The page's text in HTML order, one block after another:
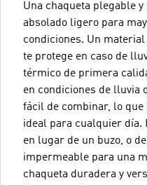
Una chaqueta plegable
absolado ligero para
condiciones. Un
te protege en caso de
térmico de primera
en condiciones de lluvia
fácil de combinar, lo
ideal para cualquier día.
en lugar de un buzo, o
impermeable para una
chaqueta duradera y